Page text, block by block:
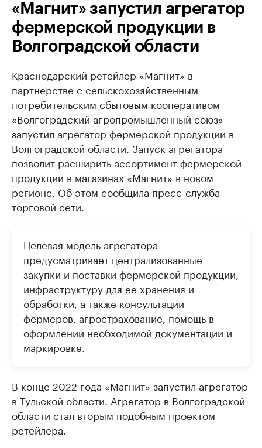
«Магнит» запустил агрегатор
фермерской продукции в
Волгоградской области
Краснодарский ретейлер «Магнит» в
партнерстве с сельскохозяйственным
потребительским сбытовым кооперативом
«Волгоградский агропромышленный союз»
запустил агрегатор фермерской продукции в
Волгоградской области. Запуск агрегатора
позволит расширить ассортимент фермерской
продукции в магазинах «Магнит» в новом
регионе. Об этом сообщила пресс-служба
торговой сети.
Целевая модель агрегатора
предусматривает централизованные
закупки и поставки фермерской продукции,
инфраструктуру для ее хранения и
обработки, а также консультации
фермеров, агрострахование, помощь в
оформлении необходимой документации и
маркировке.
В конце 2022 года «Магнит» запустил агрегатор
в Тульской области. Агрегатор в Волгоградской
области стал вторым подобным проектом
ретейлера.